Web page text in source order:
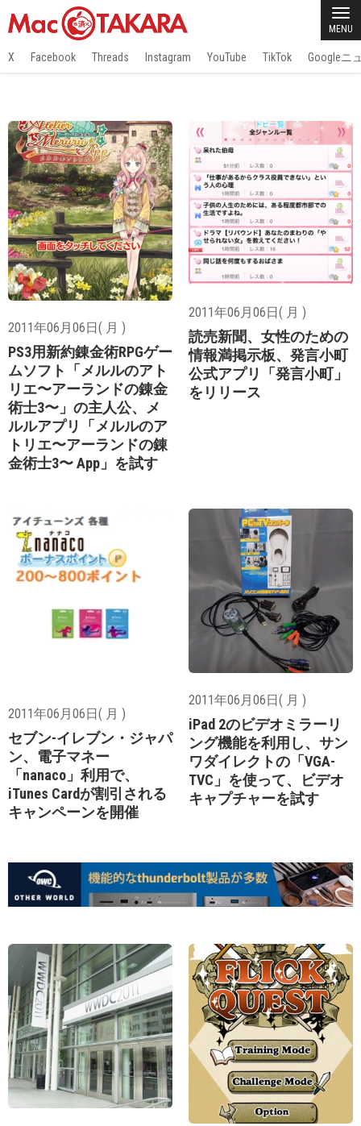
MENU
X Facebook Threads Instagram YouTube TikTok Googleニ
2011年06月06日( 月 )
PS3用新約錬金術RPGゲー
ムソフト「メルルのアト
リエ〜アーランドの錬金
術士3〜」の主人公、メ
ルルアプリ「メルルのア
トリエ〜アーランドの錬
金術士3〜 App」を試す
2011年06月06日( 月 )
読売新聞、女性のための
情報満掲示板、発言小町
公式アプリ「発言小町」
をリリース
2011年06月06日( 月 )
セブン-イレブン・ジャパ
ン、電子マネー
「nanaco」利用で、
iTunes Cardが割引される
キャンペーンを開催
2011年06月06日( 月 )
iPad 2のビデオミラーリ
ング機能を利用し、サン
ワダイレクトの「VGA-
TVC」を使って、ビデオ
キャプチャーを試す